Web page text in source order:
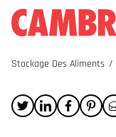
Stockage Des Aliments /